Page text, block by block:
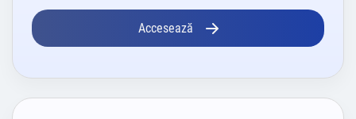
Accesează